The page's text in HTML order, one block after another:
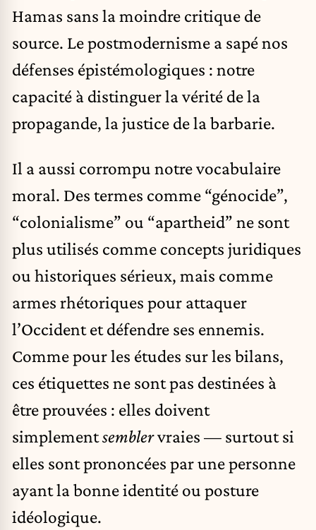
Hamas sans la moindre critique de
source. Le postmodernisme a sapé nos
défenses épistémologiques : notre
capacité à distinguer la vérité de la
propagande, la justice de la barbarie.
Il a aussi corrompu notre vocabulaire
moral. Des termes comme “génocide”,
“colonialisme” ou “apartheid” ne sont
plus utilisés comme concepts juridiques
ou historiques sérieux, mais comme
armes rhétoriques pour attaquer
l’Occident et défendre ses ennemis.
Comme pour les études sur les bilans,
ces étiquettes ne sont pas destinées à
être prouvées : elles doivent
simplementsemblervraies — surtout si
elles sont prononcées par une personne
ayant la bonne identité ou posture
idéologique.